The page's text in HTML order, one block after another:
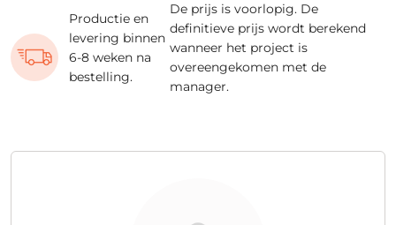
Productie en
levering binnen
6-8 weken na
bestelling.
De prijs is voorlopig. De
definitieve prijs wordt berekend
wanneer het project is
overeengekomen met de
manager.